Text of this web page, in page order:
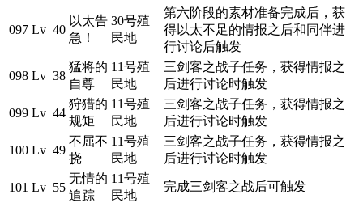
097 Lv 40
以太告
急！
30号殖
民地
第六阶段的素材准备完成后，获
得以太不足的情报之后和同伴进
行讨论后触发
098 Lv 38
猛将的
自尊
11号殖
民地
三剑客之战子任务，获得情报之
后进行讨论时触发
099 Lv 44
狩猎的
规矩
11号殖
民地
三剑客之战子任务，获得情报之
后进行讨论时触发
100 Lv 49
不屈不
挠
11号殖
民地
三剑客之战子任务，获得情报之
后进行讨论时触发
101 Lv 55
无情的
追踪
11号殖
民地
完成三剑客之战后可触发